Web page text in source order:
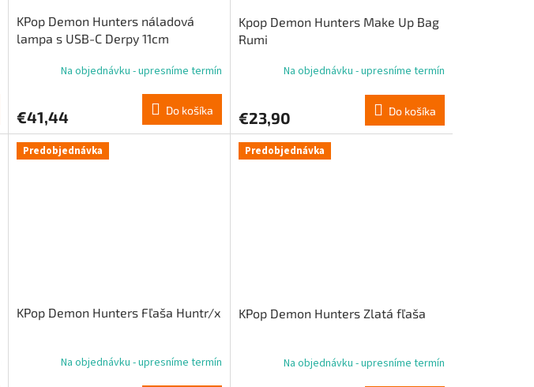
KPop Demon Hunters náladová
lampa s USB-C Derpy 11cm
Na objednávku - upresníme termín
€41,44 Do košíka
Kpop Demon Hunters Make Up Bag
Rumi
Na objednávku - upresníme termín
€23,90 Do košíka
Predobjednávka
KPop Demon Hunters Fľaša Huntr/x
Na objednávku - upresníme termín
Predobjednávka
KPop Demon Hunters Zlatá fľaša
Na objednávku - upresníme termín